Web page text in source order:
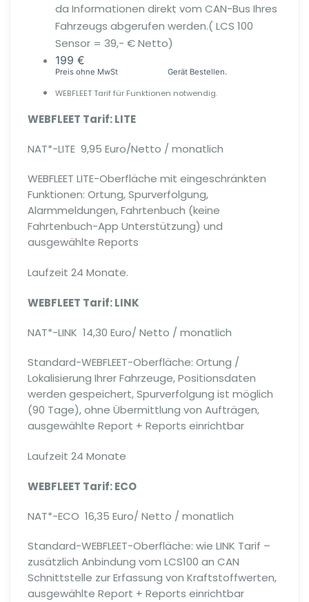
da Infor­ma­tionen direkt vom CAN-Bus Ihres
Fahrzeugs abgerufen werden.( LCS 100
Sensor = 39,- € Netto)
199 €
Preis ohne MwSt Gerät Bestellen.
WEBFLEET Tarif für Funktionen notwendig.
WEBFLEET Tarif: LITE
NAT*-LITE 9,95 Euro/Netto / monatlich
WEBFLEET LITE-Oberfläche mit eingeschränkten
Funktionen: Ortung, Spurverfolgung,
Alarmmeldungen, Fahrtenbuch (keine
Fahrtenbuch-App Unterstützung) und
ausgewählte Reports
Laufzeit 24 Monate.
WEBFLEET Tarif: LINK
NAT*-LINK 14,30 Euro/ Netto / monatlich
Standard-WEBFLEET-Oberfläche: Ortung /
Lokalisierung Ihrer Fahrzeuge, Positionsdaten
werden gespeichert, Spurverfolgung ist möglich
(90 Tage), ohne Übermittlung von Aufträgen,
ausgewählte Report + Reports einrichtbar
Laufzeit 24 Monate
WEBFLEET Tarif: ECO
NAT*-ECO 16,35 Euro/ Netto / monatlich
Standard-WEBFLEET-Oberfläche: wie LINK Tarif –
zusätzlich Anbindung vom LCS100 an CAN
Schnittstelle zur Erfassung von Kraftstoffwerten,
ausgewählte Report + Reports einrichtbar